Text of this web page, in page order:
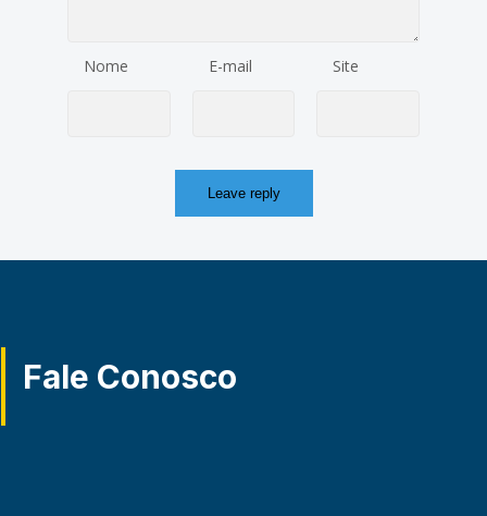
Nome E-mail Site
Fale Conosco